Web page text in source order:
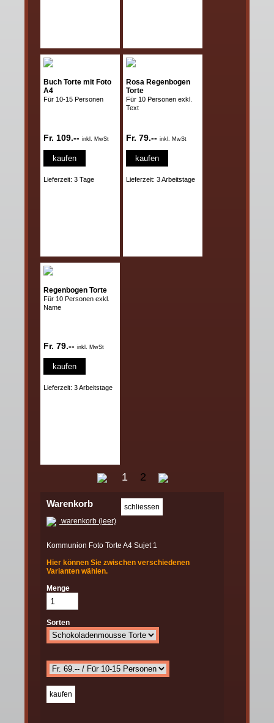
Buch Torte mit Foto
A4
Für 10-15 Personen
Fr. 109.-- inkl. MwSt
kaufen
Lieferzeit: 3 Tage
Rosa Regenbogen
Torte
Für 10 Personen exkl.
Text
Fr. 79.-- inkl. MwSt
kaufen
Lieferzeit: 3 Arbeitstage
Regenbogen Torte
Für 10 Personen exkl.
Name
Fr. 79.-- inkl. MwSt
kaufen
Lieferzeit: 3 Arbeitstage
1 2
Warenkorb
warenkorb (leer)
Kommunion Foto Torte A4 Sujet 1
Hier können Sie zwischen verschiedenen
Varianten wählen.
Menge
Sorten